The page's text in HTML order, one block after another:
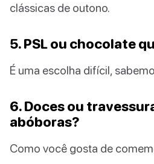
clássicas de outono.
5. PSL ou chocolate
É uma escolha difícil,
6. Doces ou
abóboras?
Como você gosta de